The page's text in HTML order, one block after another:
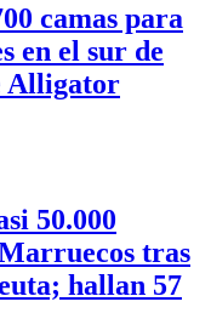
camas para
en el sur de
Alligator
50.000
tras
hallan 57